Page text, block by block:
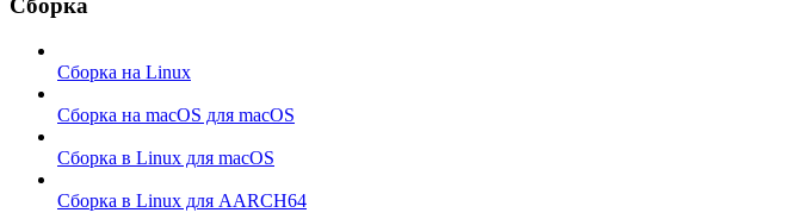
Сборка на Linux
Сборка на macOS для macOS
Сборка в Linux для macOS
Сборка в Linux для AARCH64